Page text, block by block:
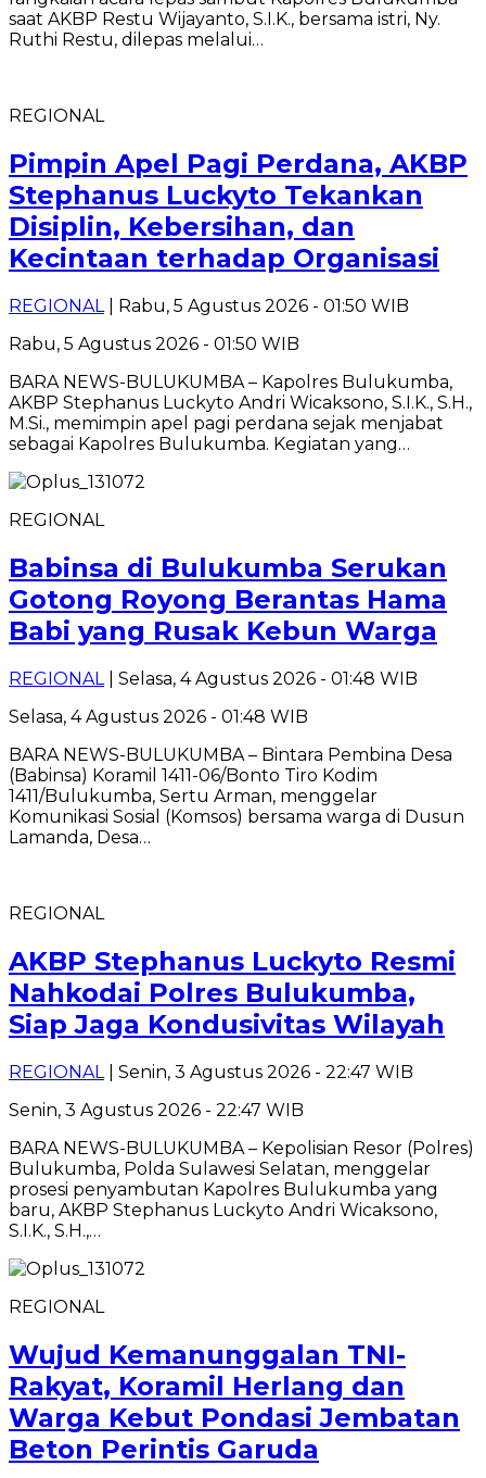
saat AKBP Restu Wijayanto, S.I.K., bersama istri, Ny.
Ruthi Restu, dilepas melalui…
REGIONAL
Pimpin Apel Pagi Perdana, AKBP
Stephanus Luckyto Tekankan
Disiplin, Kebersihan, dan
Kecintaan terhadap Organisasi
REGIONAL| Rabu, 5 Agustus 2026 - 01:50 WIB
Rabu, 5 Agustus 2026 - 01:50 WIB
BARA NEWS-BULUKUMBA – Kapolres Bulukumba,
AKBP Stephanus Luckyto Andri Wicaksono, S.I.K., S.H.,
M.Si., memimpin apel pagi perdana sejak menjabat
sebagai Kapolres Bulukumba. Kegiatan yang…
REGIONAL
Babinsa di Bulukumba Serukan
Gotong Royong Berantas Hama
Babi yang Rusak Kebun Warga
REGIONAL| Selasa, 4 Agustus 2026 - 01:48 WIB
Selasa, 4 Agustus 2026 - 01:48 WIB
BARA NEWS-BULUKUMBA – Bintara Pembina Desa
(Babinsa) Koramil 1411-06/Bonto Tiro Kodim
1411/Bulukumba, Sertu Arman, menggelar
Komunikasi Sosial (Komsos) bersama warga di Dusun
Lamanda, Desa…
REGIONAL
AKBP Stephanus Luckyto Resmi
Nahkodai Polres Bulukumba,
Siap Jaga Kondusivitas Wilayah
REGIONAL
| Senin, 3 Agustus 2026 - 22:47 WIB
Senin, 3 Agustus 2026 - 22:47 WIB
BARA NEWS-BULUKUMBA – Kepolisian Resor (Polres)
Bulukumba, Polda Sulawesi Selatan, menggelar
prosesi penyambutan Kapolres Bulukumba yang
baru, AKBP Stephanus Luckyto Andri Wicaksono,
S.I.K., S.H.,…
REGIONAL
Wujud Kemanunggalan TNI-
Rakyat, Koramil Herlang dan
Warga Kebut Pondasi Jembatan
Beton Perintis Garuda